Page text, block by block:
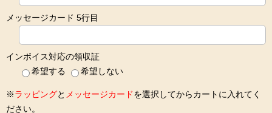
メッセージカード 5行目
インボイス対応の領収証
希望する
希望しない
※ラッピングと メッセージカードを選択してからカートに入れてく
ださい。